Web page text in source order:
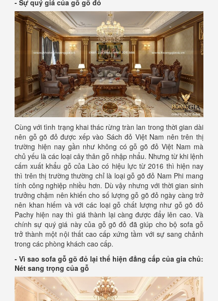
- Sự quý giá của gỗ gõ đỏ
Cùng với tình trạng khai thác rừng tràn lan trong thời gian dài
nên gỗ gõ đỏ được xếp vào Sách đỏ Việt Nam nên trên thị
trường hiện nay gần như không có gỗ gõ đỏ Việt Nam mà
chủ yếu là các loại cây thân gỗ nhập nhẩu. Nhưng từ khi lệnh
cấm xuất khẩu gỗ của Lào có hiệu lực từ 2016 thì hiện nay
thì trên thị trường thường chỉ là loại gỗ gõ đỏ Nam Phi mang
tính công nghiệp nhiều hơn. Dù vậy nhưng với thời gian sinh
trưởng chậm nên khiến cho số lượng gỗ gõ đỏ ngày càng trở
nên khan hiếm và với các loại gỗ chất lượng như gỗ gõ đỏ
Pachy hiện nay thì giá thành lại càng được đẩy lên cao. Và
chính sự quý giá này của gỗ gõ đỏ đã giúp cho bộ sofa gỗ
trở thành một nội thất cao cấp xứng tầm với sự sang chảnh
trong các phòng khách cao cấp.
- Vì sao sofa gỗ gõ đỏ lại thể hiện đẳng cấp của gia chủ:
Nét sang trọng của gỗ